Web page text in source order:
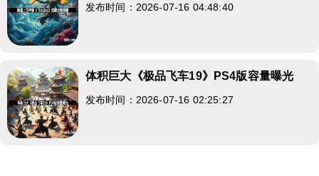
发布时间：2026-07-16 04:48:40
体积巨大《极品飞车19》PS4版容量曝光
发布时间：2026-07-16 02:25:27